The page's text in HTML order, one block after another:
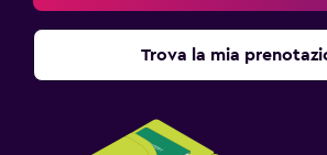
Trova la mia